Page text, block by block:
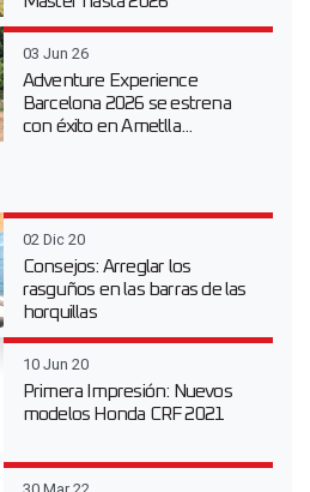
03 Jun 26
Adventure Experience
Barcelona 2026 se estrena
con éxito en Ametlla...
02 Dic 20
Consejos: Arreglar los
rasguños en las barras de las
horquillas
10 Jun 20
Primera Impresión: Nuevos
modelos Honda CRF 2021